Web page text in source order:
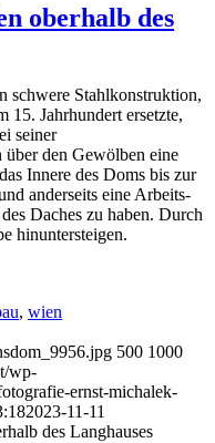
oberhalb des
schwere Stahlkonstruktion,
15. Jahrhundert ersetzte,
seiner
über den Gewölben eine
Innere des Doms bis zur
anderseits eine Arbeits-
Daches zu haben. Durch
hinuntersteigen.
, wien
500 1000
wp-
ernst-michalek-
2023-11-11
des Langhauses